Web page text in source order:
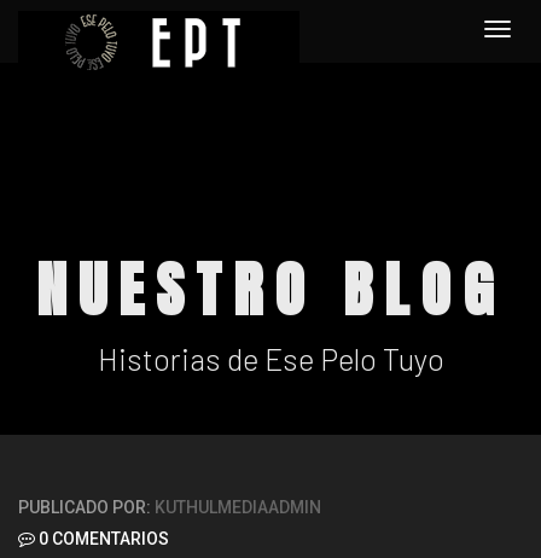
NUESTRO BLOG
Historias de Ese Pelo Tuyo
PUBLICADO POR: KUTHULMEDIAADMIN
0 COMENTARIOS